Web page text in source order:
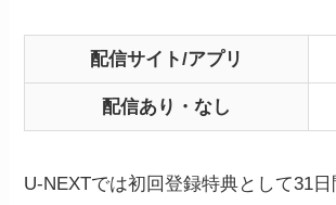
配信サイト/アプリ
配信あり・なし
U-NEXTでは初回登録特典として31